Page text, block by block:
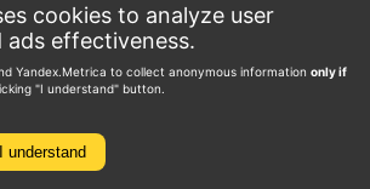
cookies to analyze user
ads effectiveness.
Yandex.Metrica to collect anonymous information only if
"I understand" button.
I understand
0